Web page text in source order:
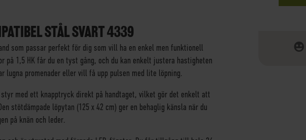
STÅL SVART 4339
som passar perfekt för dig som vill ha en enkel men funktionell
på 1,5 HK får du en tyst gång, och du kan enkelt justera hastigheten
lugna promenader eller vill få upp pulsen med lite löpning.
med ett knapptryck direkt på handtaget, vilket gör det enkelt att
stötdämpade löpytan (125 x 42 cm) ger en behaglig känsla när du
på knän och leder.